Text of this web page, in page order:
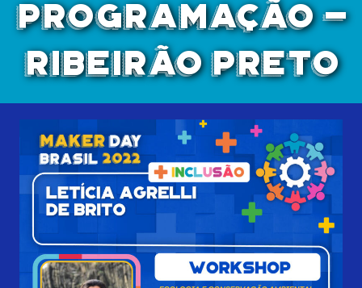
PROGRAMAÇÃO -
RIBEIRÃO PRETO